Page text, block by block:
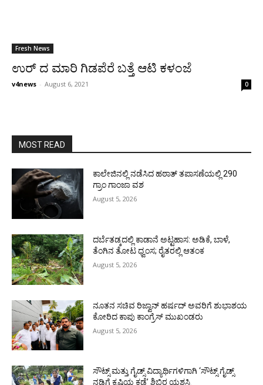
Fresh News
ಉರ್ ದ ಮಾರಿ ಗಿಡಪೆರೆ ಬತ್ತೆ ಆಟಿ ಕಳಂಜೆ
v4news - August 6, 2021 0
MOST READ
ಕಾಲೇಜಿನಲ್ಲಿ ನಡೆಸಿದ ಹಠಾತ್ ತಪಾಸಣೆಯಲ್ಲಿ 290
ಗ್ರಾಂ ಗಾಂಜಾ ವಶ
August 5, 2026
ದರ್ಬೆತಡ್ಕದಲ್ಲಿ ಕಾಡಾನೆ ಅಟ್ಟಹಾಸ: ಅಡಿಕೆ, ಬಾಳೆ,
ತೆಂಗಿನ ತೋಟ ಧ್ವಂಸ; ರೈತರಲ್ಲಿ ಆತಂಕ
August 5, 2026
ನೂತನ ಸಚಿವ ರಿಜ್ವಾನ್ ಹರ್ಷದ್ ಅವರಿಗೆ ಶುಭಾಶಯ
ಕೋರಿದ ಕಾಪು ಕಾಂಗ್ರೆಸ್ ಮುಖಂಡರು
August 5, 2026
ಸೌಟ್ಸ್ ಮತ್ತು ಗೈಡ್ಸ್ ವಿದ್ಯಾರ್ಥಿಗಳಿಗಾಗಿ ‘ಸೌಟ್ಸ್ ಗೈಡ್ಸ್
ನಡಿಗೆ ಕೃಷಿಯ ಕಡೆ’ ಶಿಬಿರ ಯಶಸ್ವಿ